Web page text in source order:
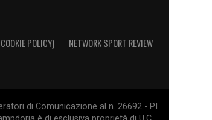
POLICY) NETWORK SPORT REVIEW
di Comunicazione al n. 26692 - PI